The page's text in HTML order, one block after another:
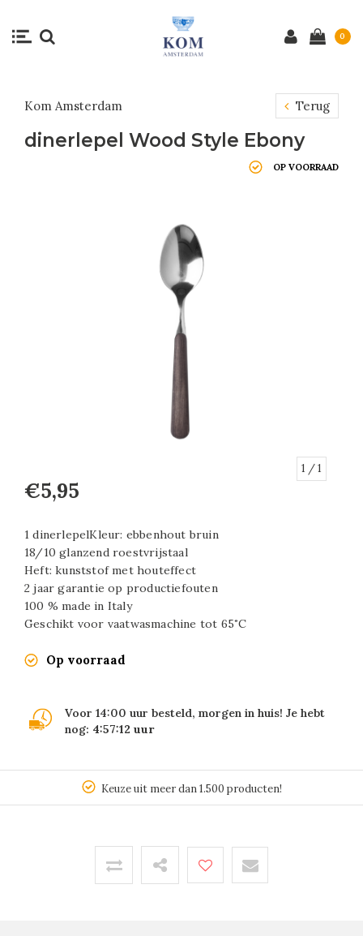
0
Kom Amsterdam Terug
dinerlepel Wood Style Ebony
OP VOORRAAD
1 / 1
€5,95
1 dinerlepelKleur: ebbenhout bruin
18/10 glanzend roestvrijstaal
Heft: kunststof met houteffect
2 jaar garantie op productiefouten
100 % made in Italy
Geschikt voor vaatwasmachine tot 65˚C
Op voorraad
Voor 14:00 uur besteld, morgen in huis! Je hebt
nog: 4:57:12 uur
Keuze uit meer dan 1.500 producten!